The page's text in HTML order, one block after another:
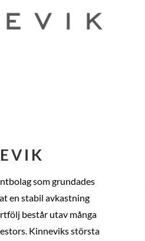
som grundades
en stabil avkastning
består utav många
Kinneviks största